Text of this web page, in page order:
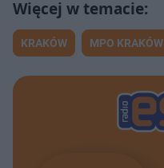
KRAKÓW MPO KRAKÓW